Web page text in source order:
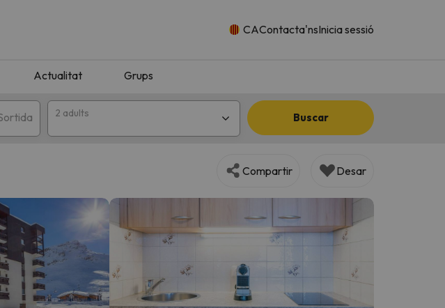
CAContacta'nsInicia sessió
Actualitat Grups
2 adults Buscar
la destinació.
Compartir Desar